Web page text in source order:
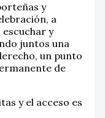
y
a
escuchar y
juntos una
un punto
de
y el acceso es